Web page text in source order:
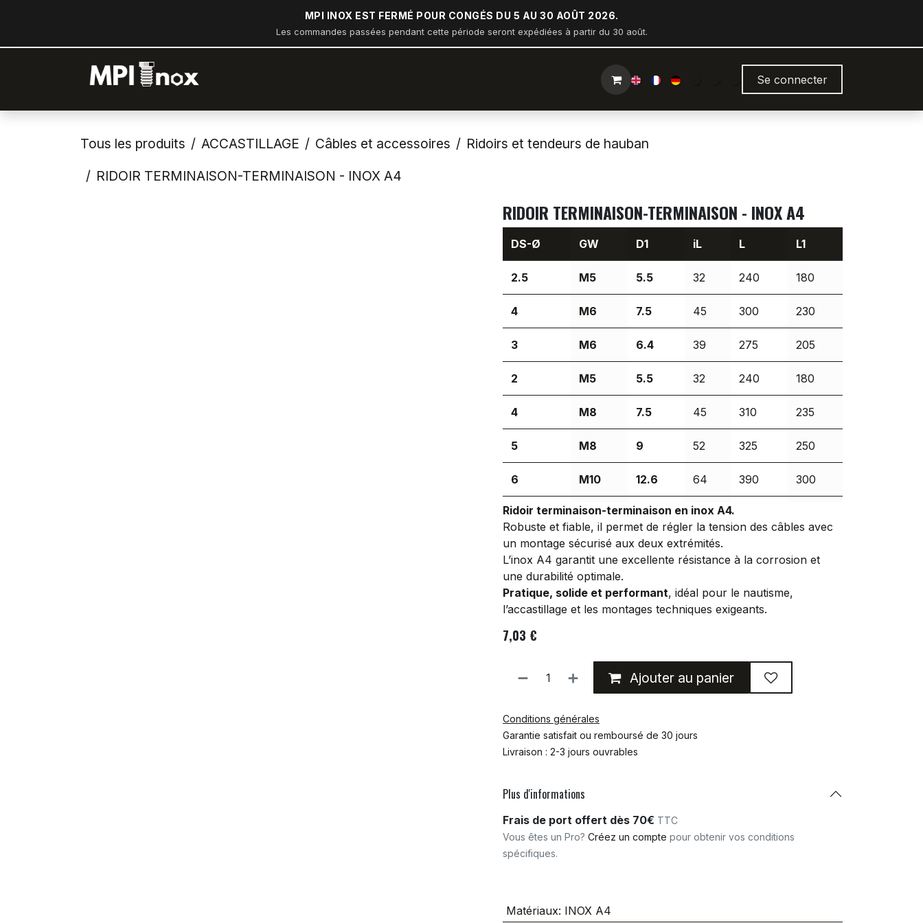
MPI INOX EST FERMÉ POUR CONGÉS DU 5 AU 30 AOÛT 2026.
Les commandes passées pendant cette période seront expédiées à partir du 30 août.
Se connecter
Tous les produits ACCASTILLAGE Câbles et accessoires
Ridoirs et tendeurs de hauban
RIDOIR TERMINAISON-TERMINAISON - INOX A4
RIDOIR TERMINAISON-TERMINAISON - INOX A4
DS-Ø GW D1 iL L L1
2.5 M5 5.5 32 240 180
4 M6 7.5 45 300 230
3 M6 6.4 39 275 205
2 M5 5.5 32 240 180
4 M8 7.5 45 310 235
5 M8 9 52 325 250
6 M10 12.6 64 390 300
5 M10 9 52
6 M12 12.6 64
8 M12
8 M16 16 80 550
Ridoir terminaison-terminaison en inox A4.
Robuste et fiable, il permet de régler la tension des câbles avec
un montage sécurisé aux deux extrémités.
L’inox A4 garantit une excellente résistance à la corrosion et
une durabilité optimale.
Pratique, solide et performant, idéal pour le nautisme,
l’accastillage et les montages techniques exigeants.
7,03 €
Ajouter au panier
Conditions générales
Garantie satisfait ou remboursé de 30 jours
Livraison : 2-3 jours ouvrables
Plus d'informations
Frais de port offert dès 70€ TTC
Vous êtes un Pro? Créez un compte pour obtenir vos conditions
spécifiques.
Matériaux: INOX A4